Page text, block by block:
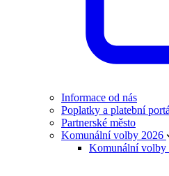
Informace od nás
Poplatky a platební
Partnerské město
Komunální volby 2026
Komunální volby